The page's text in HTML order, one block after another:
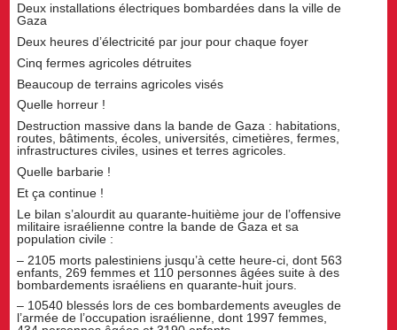
Deux installations électriques bombardées dans la ville de
Gaza
Deux heures d’électricité par jour pour chaque foyer
Cinq fermes agricoles détruites
Beaucoup de terrains agricoles visés
Quelle horreur !
Destruction massive dans la bande de Gaza : habitations,
routes, bâtiments, écoles, universités, cimetières, fermes,
infrastructures civiles, usines et terres agricoles.
Quelle barbarie !
Et ça continue !
Le bilan s’alourdit au quarante-huitième jour de l’offensive
militaire israélienne contre la bande de Gaza et sa
population civile :
– 2105 morts palestiniens jusqu’à cette heure-ci, dont 563
enfants, 269 femmes et 110 personnes âgées suite à des
bombardements israéliens en quarante-huit jours.
– 10540 blessés lors de ces bombardements aveugles de
l’armée de l’occupation israélienne, dont 1997 femmes,